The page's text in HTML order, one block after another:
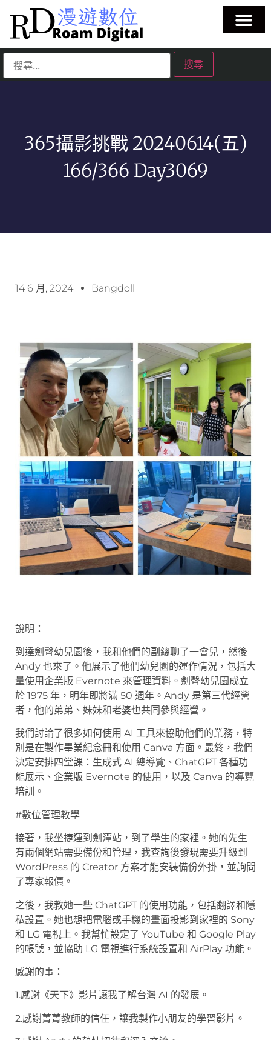
365攝影挑戰 20240614(五)
166/366 Day3069
14 6 月, 2024 Bangdoll
說明：
到達劍聲幼兒園後，我和他們的副總聊了一會兒，然後
Andy 也來了。他展示了他們幼兒園的運作情況，包括大
量使用企業版 Evernote 來管理資料。劍聲幼兒園成立
於 1975 年，明年即將滿 50 週年。Andy 是第三代經營
者，他的弟弟、妹妹和老婆也共同參與經營。
我們討論了很多如何使用 AI 工具來協助他們的業務，特
別是在製作畢業紀念冊和使用 Canva 方面。最終，我們
決定安排四堂課：生成式 AI 總導覽、ChatGPT 各種功
能展示、企業版 Evernote 的使用，以及 Canva 的導覽
培訓。
#數位管理教學
接著，我坐捷運到劍潭站，到了學生的家裡。她的先生
有兩個網站需要備份和管理，我查詢後發現需要升級到
WordPress 的 Creator 方案才能安裝備份外掛，並詢問
了專家報價。
之後，我教她一些 ChatGPT 的使用功能，包括翻譯和隱
私設置。她也想把電腦或手機的畫面投影到家裡的 Sony
和 LG 電視上。我幫忙設定了 YouTube 和 Google Play
的帳號，並協助 LG 電視進行系統設置和 AirPlay 功能。
感謝的事：
1.感謝《天下》影片讓我了解台灣 AI 的發展。
2.感謝菁菁教師的信任，讓我製作小朋友的學習影片。